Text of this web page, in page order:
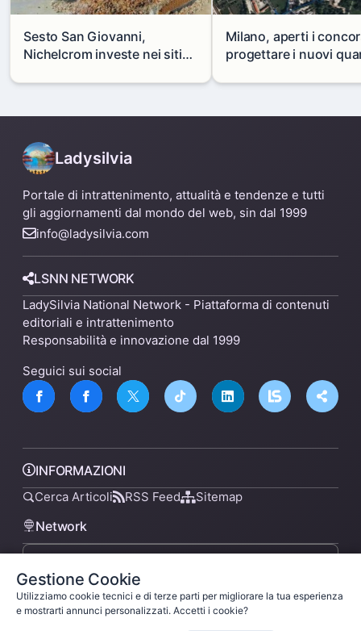
Sesto San Giovanni,
Nichelcrom investe nei siti
capannone per fare spazio a
Milano, aperti i
progettare i nuovi
Mare
Gestione Cookie
Utilizziamo cookie tecnici e di terze parti per migliorare la tua esperienza
e mostrarti annunci personalizzati. Accetti i cookie?
Ladysilvia
Portale di intrattenimento, attualità e tendenze e tutti
gli aggiornamenti dal mondo del web, sin dal 1999
info@ladysilvia.com
LSNN NETWORK
LadySilvia National Network - Piattaforma di contenuti
editoriali e intrattenimento
Responsabilità e innovazione dal 1999
Seguici sui social
INFORMAZIONI
Cerca Articoli RSS Feed Sitemap
Network
lsnn.net